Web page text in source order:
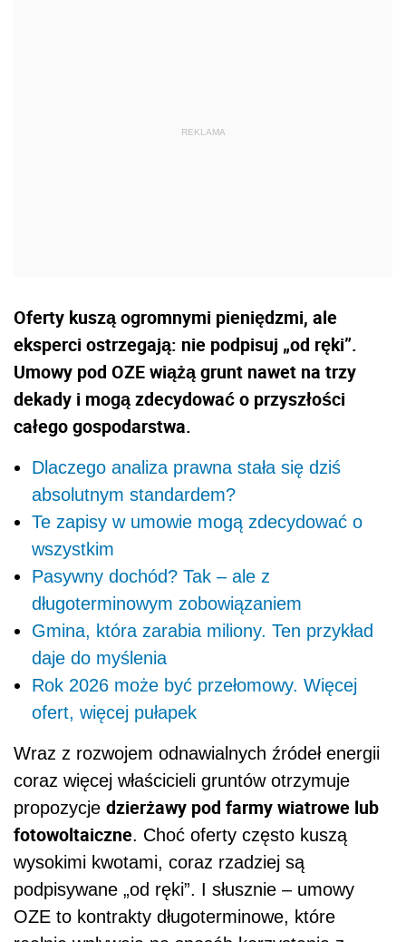
Oferty kuszą ogromnymi pieniędzmi, ale
eksperci ostrzegają: nie podpisuj „od ręki”.
Umowy pod OZE wiążą grunt nawet na trzy
dekady i mogą zdecydować o przyszłości
całego gospodarstwa.
Dlaczego analiza prawna stała się dziś
absolutnym standardem?
Te zapisy w umowie mogą zdecydować o
wszystkim
Pasywny dochód? Tak – ale z
długoterminowym zobowiązaniem
Gmina, która zarabia miliony. Ten przykład
daje do myślenia
Rok 2026 może być przełomowy. Więcej
ofert, więcej pułapek
Wraz z rozwojem odnawialnych źródeł energii
coraz więcej właścicieli gruntów otrzymuje
propozycje dzierżawy pod farmy wiatrowe lub
fotowoltaiczne. Choć oferty często kuszą
wysokimi kwotami, coraz rzadziej są
podpisywane „od ręki”. I słusznie – umowy
OZE to kontrakty długoterminowe, które